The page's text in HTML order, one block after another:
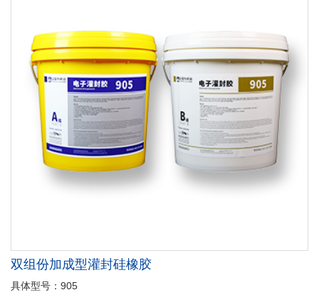
双组份加成型灌封硅橡胶
具体型号：905